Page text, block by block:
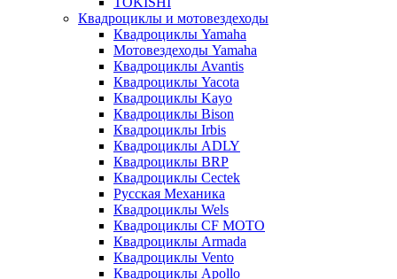
Квадроциклы и мотовездеходы
Квадроциклы Yamaha
Мотовездеходы Yamaha
Квадроциклы Avantis
Квадроциклы Yacota
Квадроциклы Kayo
Квадроциклы Bison
Квадроциклы Irbis
Квадроциклы ADLY
Квадроциклы BRP
Квадроциклы Cectek
Русская Механика
Квадроциклы Wels
Квадроциклы CF MOTO
Квадроциклы Armada
Квадроциклы Vento
Квадроциклы Apollo